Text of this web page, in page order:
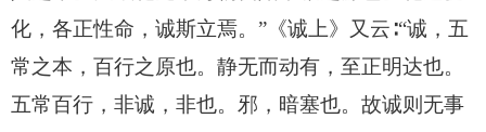
化，各正性命，诚斯立焉。”《诚上》又云∶“诚，五
常之本，百行之原也。静无而动有，至正明达也。
五常百行，非诚，非也。邪，暗塞也。故诚则无事